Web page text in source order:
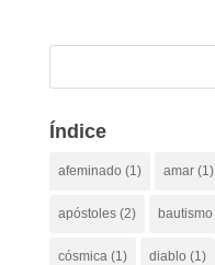
Índice
afeminado (1) amar(1)
apóstoles(2) bautismo
cósmica(1) diablo (1)